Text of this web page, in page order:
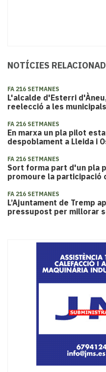
NOTÍCIES
FA 216 SETMANES
L'alcalde d'Esterri
reelecció a les
FA 216 SETMANES
En marxa un pla pilot
despoblament a Lleida i
FA 216 SETMANES
Sort forma part d'un pla
promoure la participació
FA 216 SETMANES
L’Ajuntament de Tremp
pressupost per millorar